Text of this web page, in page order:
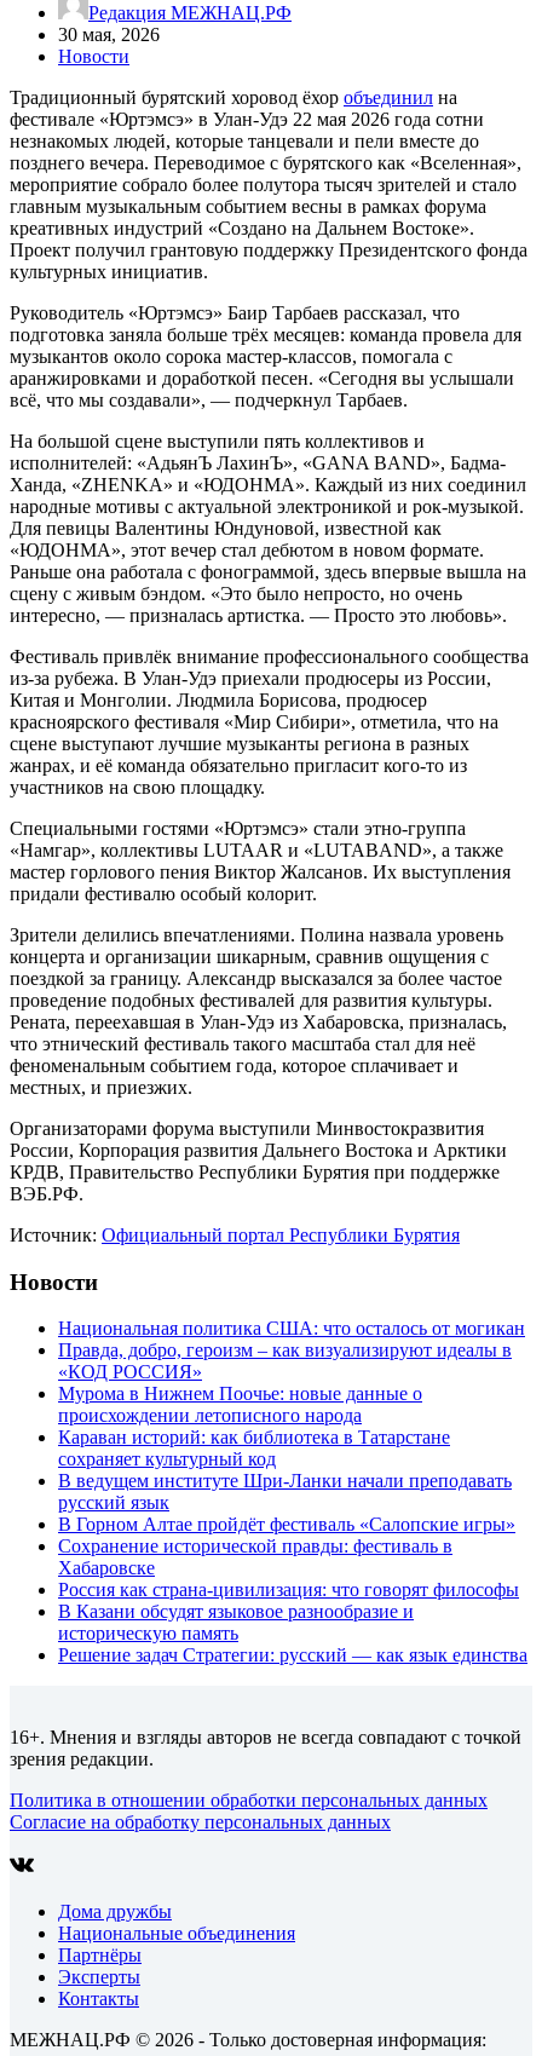
Редакция МЕЖНАЦ.РФ
30 мая, 2026
Новости
Традиционный бурятский хоровод ёхор объединил на
фестивале «Юртэмсэ» в Улан-Удэ 22 мая 2026 года сотни
незнакомых людей, которые танцевали и пели вместе до
позднего вечера. Переводимое с бурятского как «Вселенная»,
мероприятие собрало более полутора тысяч зрителей и стало
главным музыкальным событием весны в рамках форума
креативных индустрий «Создано на Дальнем Востоке».
Проект получил грантовую поддержку Президентского фонда
культурных инициатив.
Руководитель «Юртэмсэ» Баир Тарбаев рассказал, что
подготовка заняла больше трёх месяцев: команда провела для
музыкантов около сорока мастер-классов, помогала с
аранжировками и доработкой песен. «Сегодня вы услышали
всё, что мы создавали», — подчеркнул Тарбаев.
На большой сцене выступили пять коллективов и
исполнителей: «АдьянЪ ЛахинЪ», «GANA BAND», Бадма-
Ханда, «ZHENKA» и «ЮДОНМА». Каждый из них соединил
народные мотивы с актуальной электроникой и рок-музыкой.
Для певицы Валентины Юндуновой, известной как
«ЮДОНМА», этот вечер стал дебютом в новом формате.
Раньше она работала с фонограммой, здесь впервые вышла на
сцену с живым бэндом. «Это было непросто, но очень
интересно, — призналась артистка. — Просто это любовь».
Фестиваль привлёк внимание профессионального сообщества
из-за рубежа. В Улан-Удэ приехали продюсеры из России,
Китая и Монголии. Людмила Борисова, продюсер
красноярского фестиваля «Мир Сибири», отметила, что на
сцене выступают лучшие музыканты региона в разных
жанрах, и её команда обязательно пригласит кого-то из
участников на свою площадку.
Специальными гостями «Юртэмсэ» стали этно-группа
«Намгар», коллективы LUTAAR и «LUTABAND», а также
мастер горлового пения Виктор Жалсанов. Их выступления
придали фестивалю особый колорит.
Зрители делились впечатлениями. Полина назвала уровень
концерта и организации шикарным, сравнив ощущения с
поездкой за границу. Александр высказался за более частое
проведение подобных фестивалей для развития культуры.
Рената, переехавшая в Улан-Удэ из Хабаровска, призналась,
что этнический фестиваль такого масштаба стал для неё
феноменальным событием года, которое сплачивает и
местных, и приезжих.
Организаторами форума выступили Минвостокразвития
России, Корпорация развития Дальнего Востока и Арктики
КРДВ, Правительство Республики Бурятия при поддержке
ВЭБ.РФ.
Источник: Официальный портал Республики Бурятия
Новости
Национальная политика США: что осталось от могикан
Правда, добро, героизм – как визуализируют идеалы в
«КОД РОССИЯ»
Мурома в Нижнем Поочье: новые данные о
происхождении летописного народа
Караван историй: как библиотека в Татарстане
сохраняет культурный код
В ведущем институте Шри-Ланки начали преподавать
русский язык
В Горном Алтае пройдёт фестиваль «Салопские игры»
Сохранение исторической правды: фестиваль в
Хабаровске
Россия как страна-цивилизация: что говорят философы
В Казани обсудят языковое разнообразие и
историческую память
Решение задач Стратегии: русский — как язык единства
16+. Мнения и взгляды авторов не всегда совпадают с точкой
зрения редакции.
Политика в отношении обработки персональных данных
Согласие на обработку персональных данных
Дома дружбы
Национальные объединения
Партнёры
Эксперты
Контакты
МЕЖНАЦ.РФ © 2026 - Только достоверная информация: